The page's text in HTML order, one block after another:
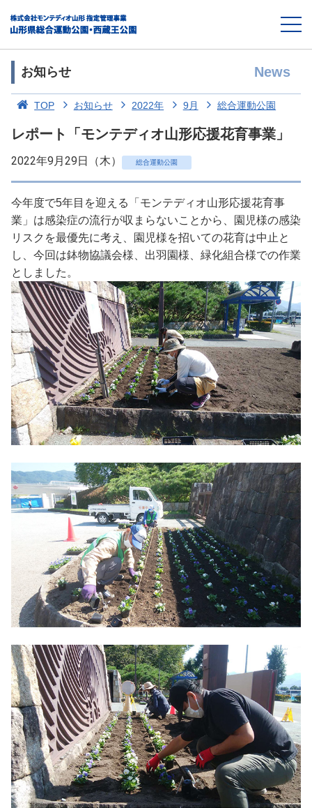
お知らせ News
TOP お知らせ 2022年 9月 総合運動公園
レポート「モンテディオ山形応援花育事業」
2022年9月29日（木） 総合運動公園
今年度で5年目を迎える「モンテディオ山形応援花育事
業」は感染症の流行が収まらないことから、園児様の感染
リスクを最優先に考え、園児様を招いての花育は中止と
し、今回は鉢物協議会様、出羽園様、緑化組合様での作業
としました。